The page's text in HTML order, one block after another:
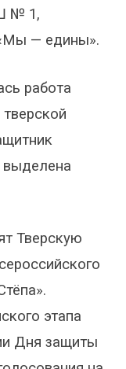
№ 1,
— едины».
работа
выделена
Тверскую
этапа
Дня защиты